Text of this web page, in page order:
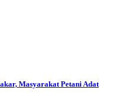
Masyarakat Petani Adat